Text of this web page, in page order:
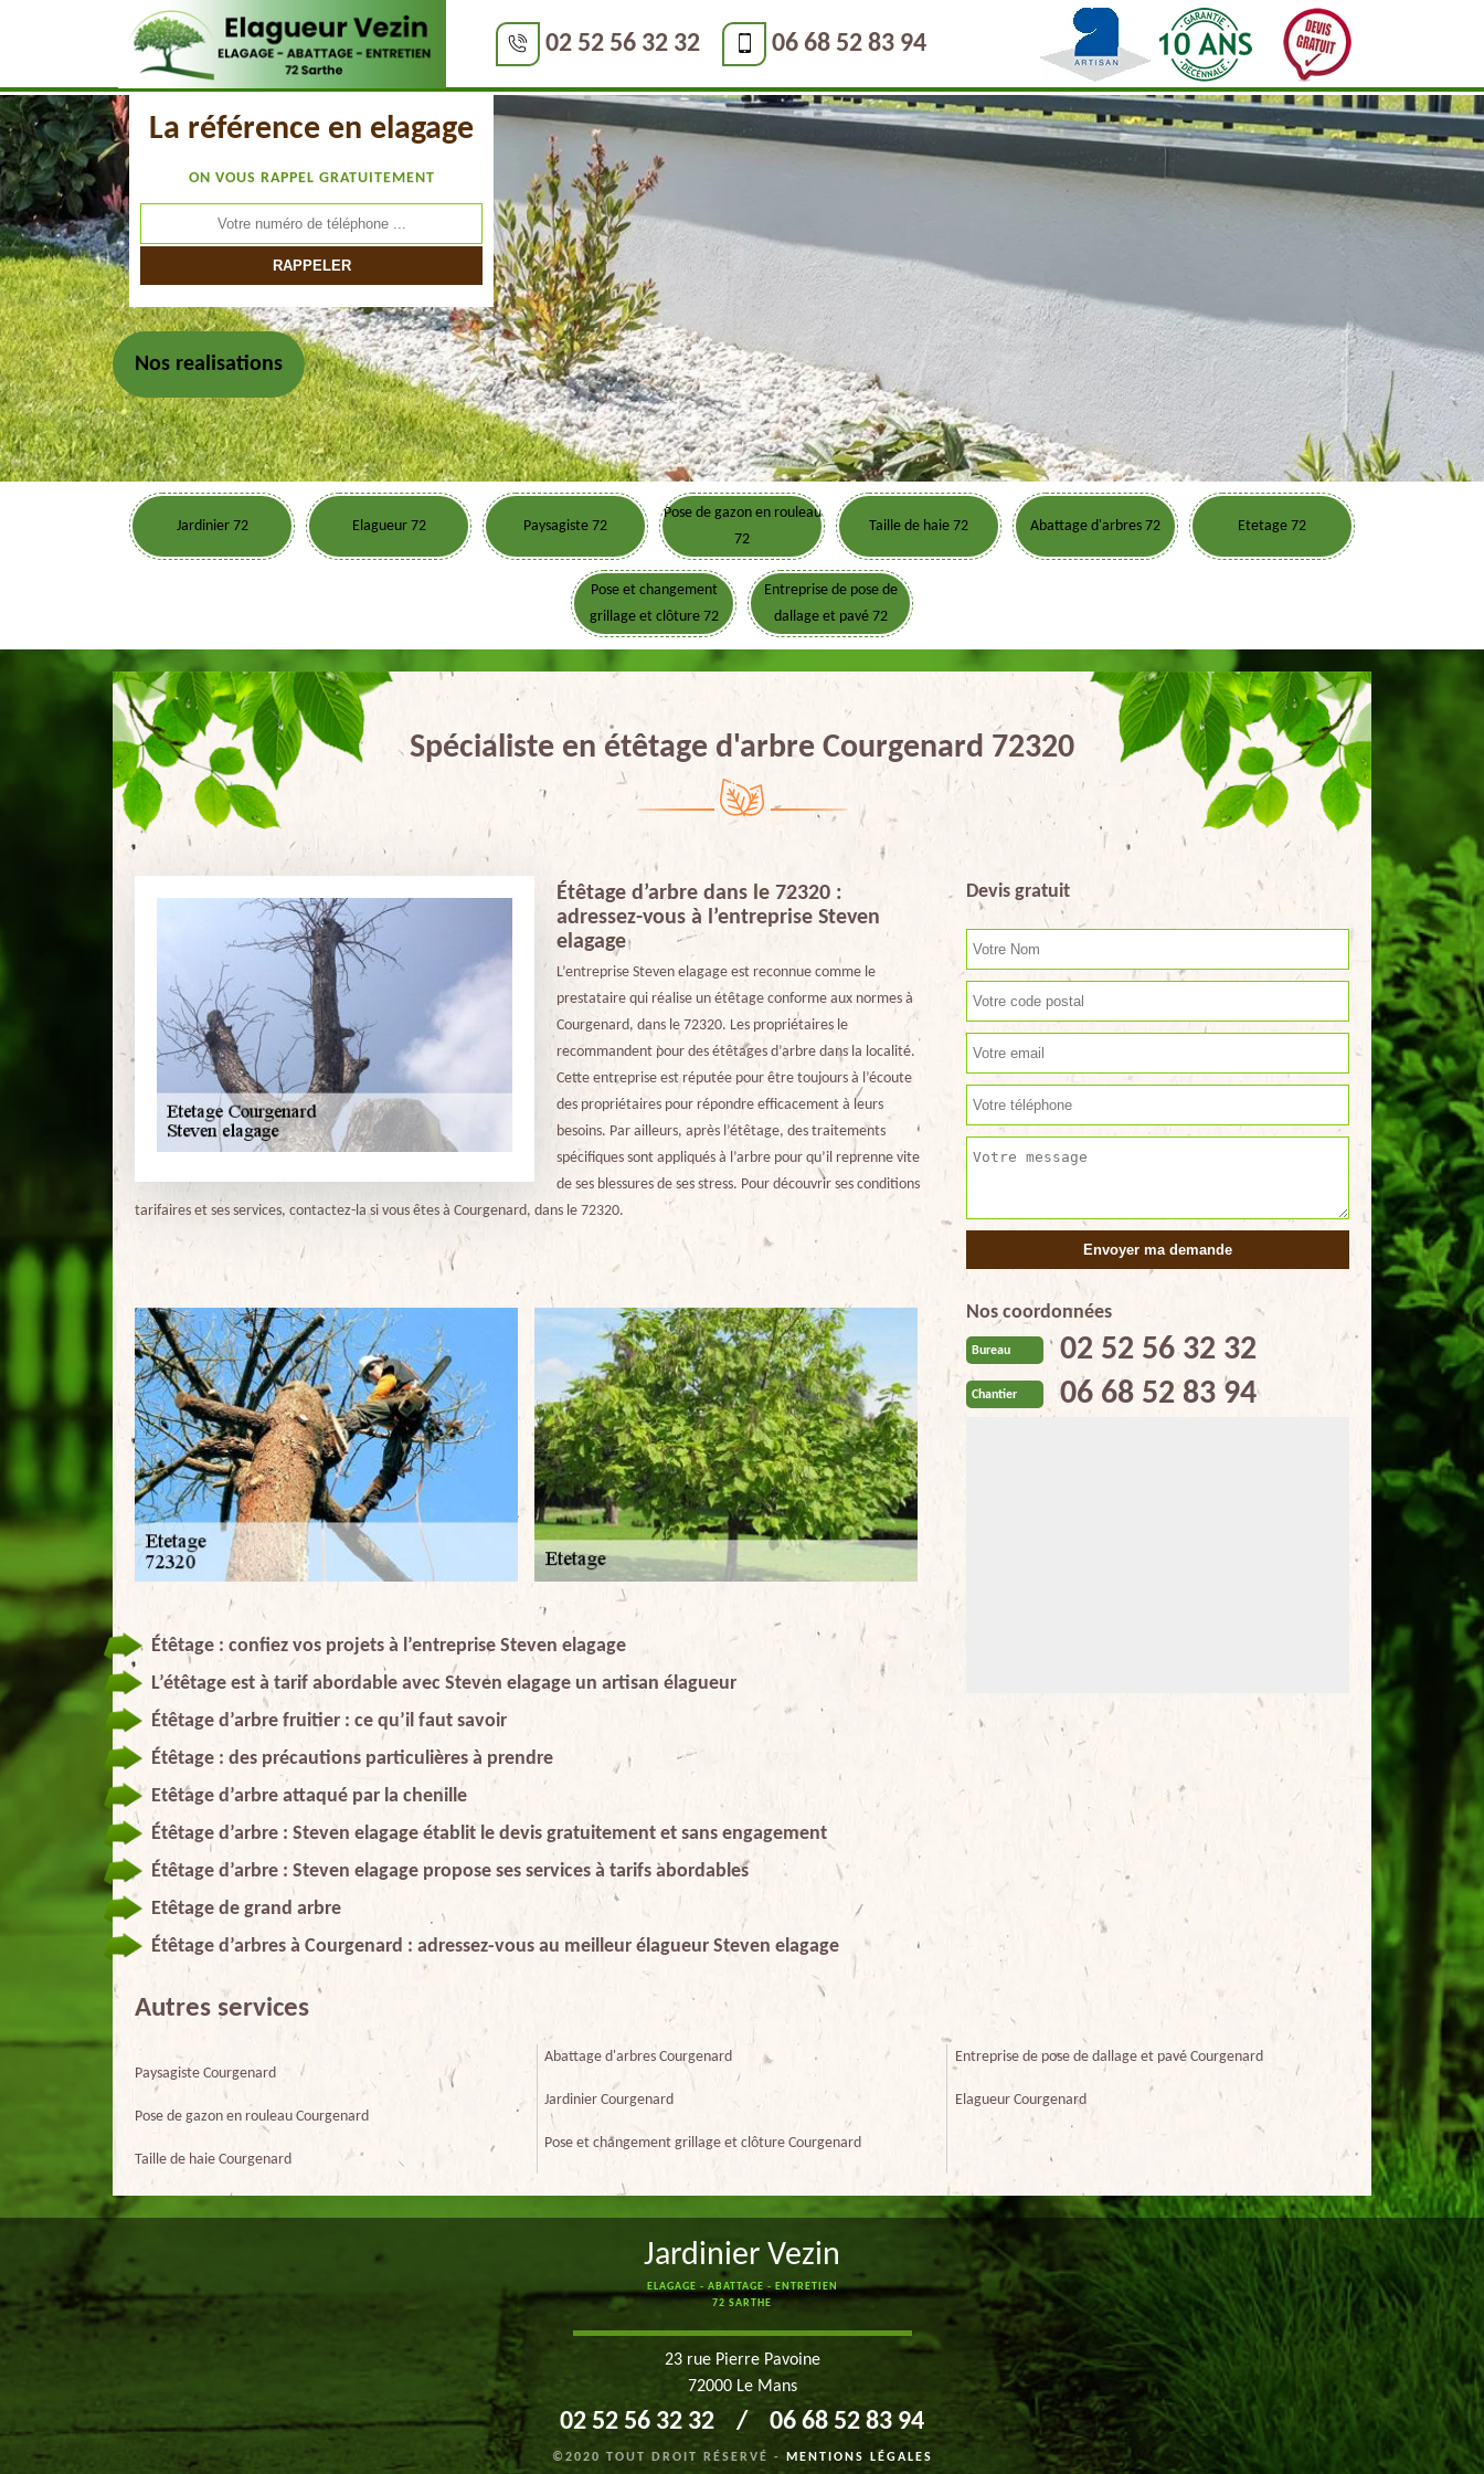
02 52 56 32 32 06 68 52 83 94
La référence en elagage
ON VOUS RAPPEL GRATUITEMENT
Nos realisations
Jardinier 72 Elagueur 72 Paysagiste 72
Pose de gazon en rouleau
72
Taille de haie 72 Abattage d'arbres 72 Etetage 72
Pose et changement
grillage et clôture 72
Entreprise de pose de
dallage et pavé 72
Spécialiste en étêtage d'arbre Courgenard 72320
Étêtage d’arbre dans le 72320 :
adressez-vous à l’entreprise Steven
elagage
L’entreprise Steven elagage est reconnue comme le
prestataire qui réalise un étêtage conforme aux normes à
Courgenard, dans le 72320. Les propriétaires le
recommandent pour des étêtages d’arbre dans la localité.
Cette entreprise est réputée pour être toujours à l’écoute
des propriétaires pour répondre efficacement à leurs
besoins. Par ailleurs, après l’étêtage, des traitements
spécifiques sont appliqués à l’arbre pour qu’il reprenne vite
de ses blessures de ses stress. Pour découvrir ses conditions
tarifaires et ses services, contactez-la si vous êtes à Courgenard, dans le 72320.
Étêtage : confiez vos projets à l’entreprise Steven elagage
L’étêtage est à tarif abordable avec Steven elagage un artisan élagueur
Étêtage d’arbre fruitier : ce qu’il faut savoir
Étêtage : des précautions particulières à prendre
Etêtage d’arbre attaqué par la chenille
Étêtage d’arbre : Steven elagage établit le devis gratuitement et sans engagement
Étêtage d’arbre : Steven elagage propose ses services à tarifs abordables
Etêtage de grand arbre
Étêtage d’arbres à Courgenard : adressez-vous au meilleur élagueur Steven elagage
Devis gratuit
Nos coordonnées
Bureau 02 52 56 32 32
Chantier 06 68 52 83 94
Autres services
Paysagiste Courgenard
Pose de gazon en rouleau Courgenard
Taille de haie Courgenard
Abattage d'arbres Courgenard
Jardinier Courgenard
Pose et changement grillage et clôture Courgenard
Entreprise de pose de dallage et pavé Courgenard
Elagueur Courgenard
Jardinier Vezin
ELAGAGE - ABATTAGE - ENTRETIEN
72 SARTHE
23 rue Pierre Pavoine
72000 Le Mans
02 52 56 32 32 / 06 68 52 83 94
©2020 TOUT DROIT RÉSERVÉ - MENTIONS LÉGALES